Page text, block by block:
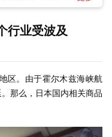
行业受波及
区。由于霍尔木兹海峡航
那么，日本国内相关商品